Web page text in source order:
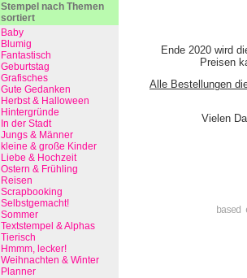
Ende 2020 wird
Preisen
Alle Bestellungen
Vielen
Stempel nach Themen
sortiert
Baby
Blumig
Fantastisch
Geburtstag
Grafisches
Gute Gedanken
Herbst & Halloween
Hintergründe
In der Stadt
Jungs & Männer
kleine & große Kinder
Liebe & Hochzeit
Ostern & Frühling
Reisen
Scrapbooking
Selbstgemacht!
Sommer
Textstempel & Alphas
Tierisch
Hmmm, lecker!
Weihnachten & Winter
Planner